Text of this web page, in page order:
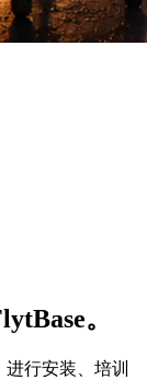
。
行安装、培训